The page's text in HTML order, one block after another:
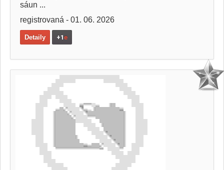
sáun ...
registrovaná - 01. 06. 2026
Detaily +1e